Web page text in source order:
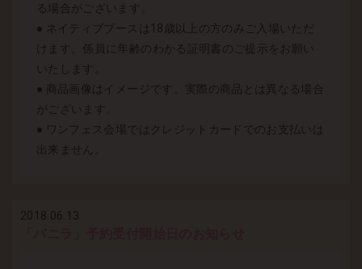
る場合がございます。
● ネイティブブースは18歳以上の方のみご入場いただ
けます。係員に年齢のわかる証明書のご提示をお願い
いたします。
● 商品画像はイメージです。実際の商品とは異なる場合
がございます。
● ワンフェス会場ではクレジットカードでのお支払いは
出来ません。
2018.06.13